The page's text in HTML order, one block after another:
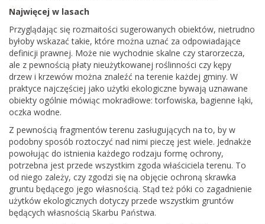
Najwięcej w lasach
Przyglądając się rozmaitości sugerowanych obiektów, nietrudno
byłoby wskazać takie, które można uznać za odpowiadające
definicji prawnej. Może nie wychodnie skalne czy starorzecza,
ale z pewnością płaty nieużytkowanej roślinności czy kępy
drzew i krzewów można znaleźć na terenie każdej gminy. W
praktyce najczęściej jako użytki ekologiczne bywają uznawane
obiekty ogólnie mówiąc mokradłowe: torfowiska, bagienne łąki,
oczka wodne.
Z pewnością fragmentów terenu zasługujących na to, by w
podobny sposób roztoczyć nad nimi pieczę jest wiele. Jednakże
powołując do istnienia każdego rodzaju formę ochrony,
potrzebna jest przede wszystkim zgoda właściciela terenu. To
od niego zależy, czy zgodzi się na objęcie ochroną skrawka
gruntu będącego jego własnością. Stąd też póki co zagadnienie
użytków ekologicznych dotyczy przede wszystkim gruntów
będących własnością Skarbu Państwa.